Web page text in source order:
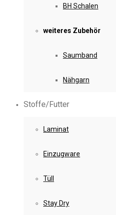
BH Schalen
weiteres Zubehör
Saumband
Nähgarn
Stoffe/Futter
Laminat
Einzugware
Tüll
Stay Dry